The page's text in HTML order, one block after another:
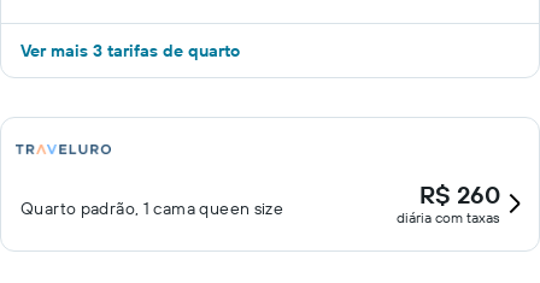
Ver mais 3 tarifas de quarto
Quarto padrão, 1 cama queen size R$ 260
diária com taxas